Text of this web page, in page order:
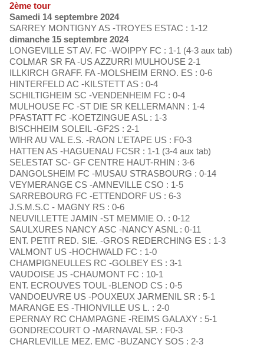
2ème tour
Samedi 14 septembre 2024
SARREY MONTIGNY AS -TROYES ESTAC : 1-12
dimanche 15 septembre 2024
LONGEVILLE ST AV. FC -WOIPPY FC : 1-1 (4-3 aux tab)
COLMAR SR FA -US AZZURRI MULHOUSE 2-1
ILLKIRCH GRAFF. FA -MOLSHEIM ERNO. ES : 0-6
HINTERFELD AC -KILSTETT AS : 0-4
SCHILTIGHEIM SC -VENDENHEIM FC : 0-4
MULHOUSE FC -ST DIE SR KELLERMANN : 1-4
PFASTATT FC -KOETZINGUE ASL : 1-3
BISCHHEIM SOLEIL -GF2S : 2-1
WIHR AU VAL E.S. -RAON L'ETAPE US : F0-3
HATTEN AS -HAGUENAU FCSR : 1-1 (3-4 aux tab)
SELESTAT SC- GF CENTRE HAUT-RHIN : 3-6
DANGOLSHEIM FC -MUSAU STRASBOURG : 0-14
VEYMERANGE CS -AMNEVILLE CSO : 1-5
SARREBOURG FC -ETTENDORF US : 6-3
J.S.M.S.C - MAGNY RS : 0-6
NEUVILLETTE JAMIN -ST MEMMIE O. : 0-12
SAULXURES NANCY ASC -NANCY ASNL : 0-11
ENT. PETIT RED. SIE. -GROS REDERCHING ES : 1-3
VALMONT US -HOCHWALD FC : 1-0
CHAMPIGNEULLES RC -GOLBEY ES : 3-1
VAUDOISE JS -CHAUMONT FC : 10-1
ENT. ECROUVES TOUL -BLENOD CS : 0-5
VANDOEUVRE US -POUXEUX JARMENIL SR : 5-1
MARANGE ES -THIONVILLE US L. : 2-0
EPERNAY RC CHAMPAGNE -REIMS GALAXY : 5-1
GONDRECOURT O -MARNAVAL SP. : F0-3
CHARLEVILLE MEZ. EMC -BUZANCY SOS : 2-3